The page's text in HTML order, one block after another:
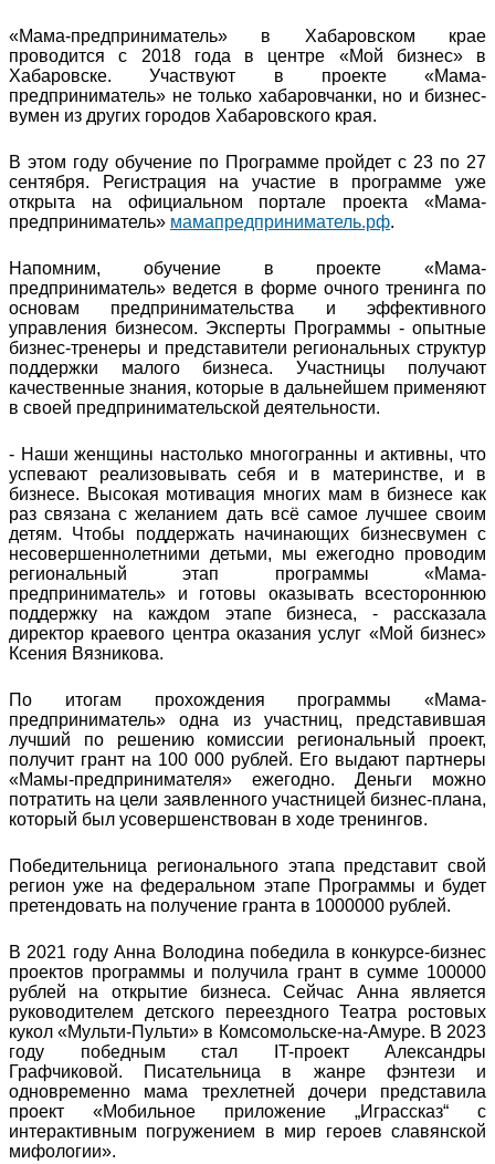
«Мама-предприниматель» в Хабаровском крае
проводится с 2018 года в центре «Мой бизнес» в
Хабаровске. Участвуют в проекте «Мама-
предприниматель» не только хабаровчанки, но и бизнес-
вумен из других городов Хабаровского края.
В этом году обучение по Программе пройдет с 23 по 27
сентября. Регистрация на участие в программе уже
открыта на официальном портале проекта «Мама-
предприниматель» мамапредприниматель.рф.
Напомним, обучение в проекте «Мама-
предприниматель» ведется в форме очного тренинга по
основам предпринимательства и эффективного
управления бизнесом. Эксперты Программы - опытные
бизнес-тренеры и представители региональных структур
поддержки малого бизнеса. Участницы получают
качественные знания, которые в дальнейшем применяют
в своей предпринимательской деятельности.
- Наши женщины настолько многогранны и активны, что
успевают реализовывать себя и в материнстве, и в
бизнесе. Высокая мотивация многих мам в бизнесе как
раз связана с желанием дать всё самое лучшее своим
детям. Чтобы поддержать начинающих бизнесвумен с
несовершеннолетними детьми, мы ежегодно проводим
региональный этап программы «Мама-
предприниматель» и готовы оказывать всестороннюю
поддержку на каждом этапе бизнеса, - рассказала
директор краевого центра оказания услуг «Мой бизнес»
Ксения Вязникова.
По итогам прохождения программы «Мама-
предприниматель» одна из участниц, представившая
лучший по решению комиссии региональный проект,
получит грант на 100 000 рублей. Его выдают партнеры
«Мамы-предпринимателя» ежегодно. Деньги можно
потратить на цели заявленного участницей бизнес-плана,
который был усовершенствован в ходе тренингов.
Победительница регионального этапа представит свой
регион уже на федеральном этапе Программы и будет
претендовать на получение гранта в 1000000 рублей.
В 2021 году Анна Володина победила в конкурсе-бизнес
проектов программы и получила грант в сумме 100000
рублей на открытие бизнеса. Сейчас Анна является
руководителем детского переездного Театра ростовых
кукол «Мульти-Пульти» в Комсомольске-на-Амуре. В 2023
году победным стал IT-проект Александры
Графчиковой. Писательница в жанре фэнтези и
одновременно мама трехлетней дочери представила
проект «Мобильное приложение „Играссказ“ с
интерактивным погружением в мир героев славянской
мифологии».